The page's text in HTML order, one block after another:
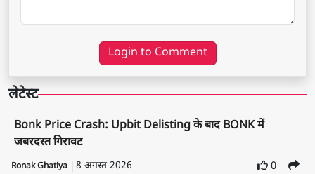
Login to Comment
लेटेस्ट
Bonk Price Crash: Upbit Delisting के बाद BONK में
जबरदस्त गिरावट
Ronak Ghatiya 8 अगस्त 2026 0